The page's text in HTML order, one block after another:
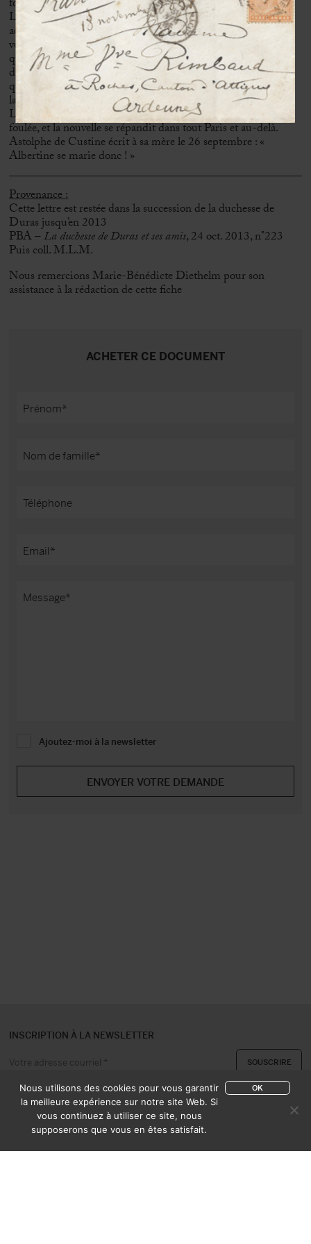
La Restauration fraîchement rétablie, Madame de Duras lui
adresse une lettre le 1er septembre : « M. de Duras a remis
votre lettre au Roi. Rien aujourd’hui ne retarde votre affaire
que l’extrême embarras où se trouvent les finances et la
difficulté de faire revenir l’abbé Louis sur une résolution
quelconque ». La restitution finit par être agréée, celle pour
laquelle Madame de Staël lutta toute sa vie.
L’affaire aboutit : le duc de Broglie fit sa demande dans la
foulée, et la nouvelle se répandit dans tout Paris et au-delà.
Astolphe de Custine écrit à sa mère le 26 septembre : «
Albertine se marie donc ! »
Provenance :
Cette lettre est restée dans la succession de la duchesse de
Duras jusqu’en 2013
PBA –La duchesse de Duras et ses amis, 24 oct. 2013, n°223
Puis coll. M.L.M.
Nous remercions Marie-Bénédicte Diethelm pour son
assistance à la rédaction de cette fiche
ACHETER CE DOCUMENT
Ajoutez-moi à la newsletter
INSCRIPTION À LA NEWSLETTER
Nous utilisons des cookies pour vous garantir
la meilleure expérience sur notre site Web. Si
vous continuez à utiliser ce site, nous
supposerons que vous en êtes satisfait.
OK